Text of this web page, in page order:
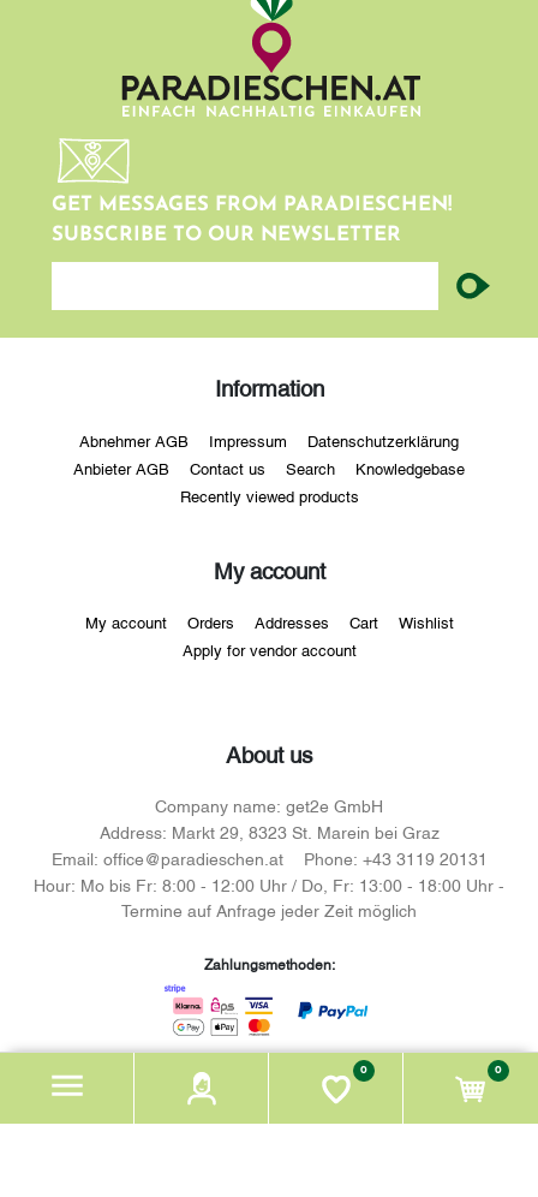
0 0
GET MESSAGES FROM PARADIESCHEN!
SUBSCRIBE TO OUR NEWSLETTER
newsletter
Information
Abnehmer AGB Impressum Datenschutzerklärung
Anbieter AGB Contact us Search Knowledgebase
Recently viewed products
My account
My account Orders Addresses Cart Wishlist
Apply for vendor account
About us
Company name: get2e GmbH
Address: Markt 29, 8323 St. Marein bei Graz
Email: office@paradieschen.at Phone: +43 3119 20131
Hour: Mo bis Fr: 8:00 - 12:00 Uhr / Do, Fr: 13:00 - 18:00 Uhr -
Termine auf Anfrage jeder Zeit möglich
Zahlungsmethoden:
Facebook
youtubeinstagram